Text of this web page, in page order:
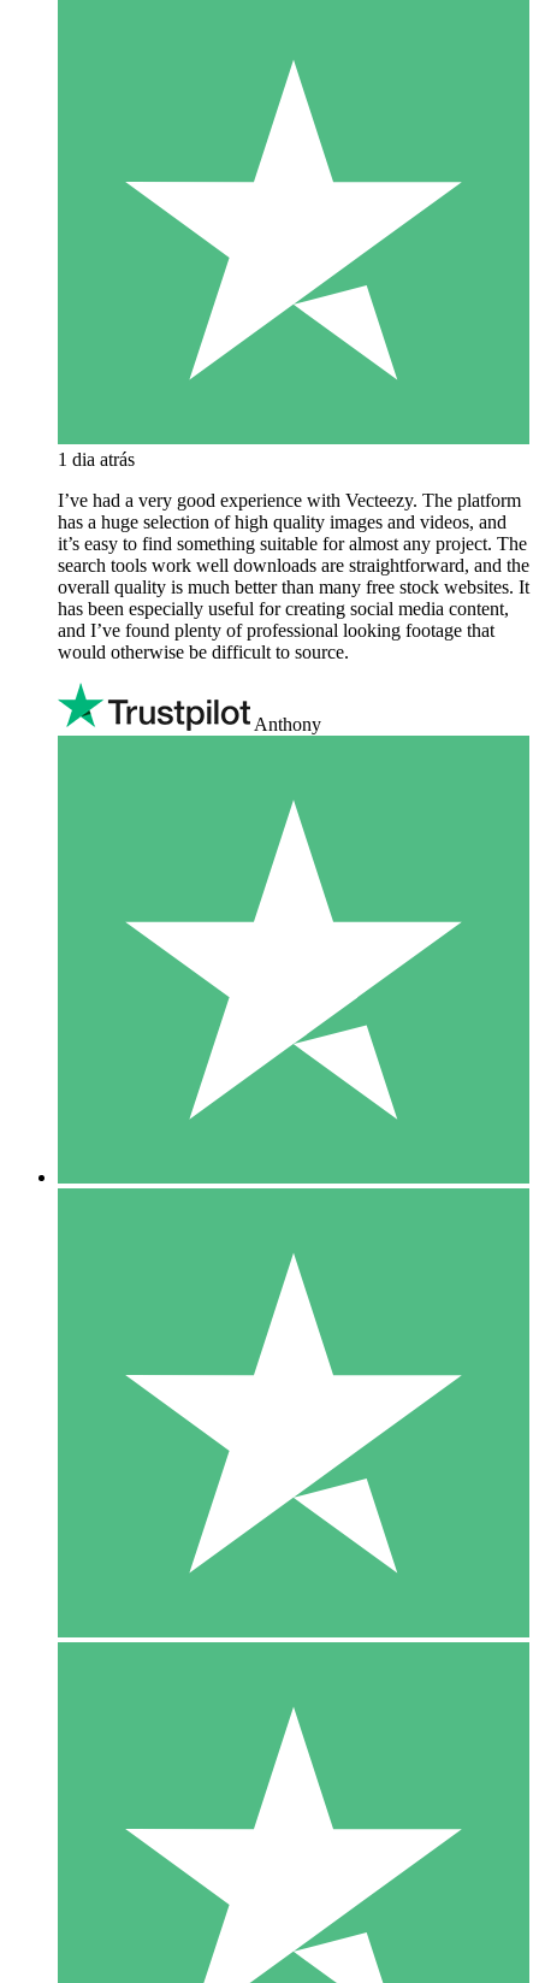
1 dia atrás
I’ve had a very good experience with Vecteezy. The platform
has a huge selection of high quality images and videos, and
it’s easy to find something suitable for almost any project. The
search tools work well downloads are straightforward, and the
overall quality is much better than many free stock websites. It
has been especially useful for creating social media content,
and I’ve found plenty of professional looking footage that
would otherwise be difficult to source.
Anthony